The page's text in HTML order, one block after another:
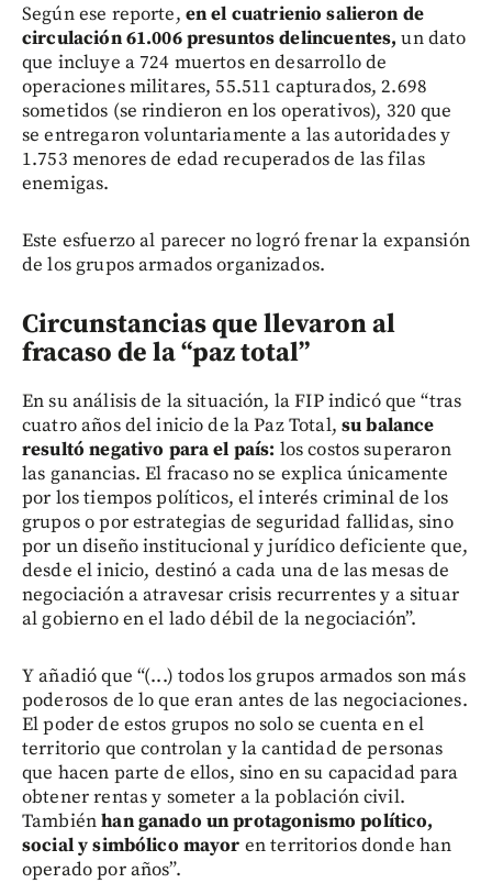
Según ese reporte, en el cuatrienio salieron de
circulación 61.006 presuntos delincuentes,un dato
que incluye a 724 muertos en desarrollo de
operaciones militares, 55.511 capturados, 2.698
sometidos (se rindieron en los operativos), 320 que
se entregaron voluntariamente a las autoridades y
1.753 menores de edad recuperados de las filas
enemigas.
Este esfuerzo al parecer no logró frenar la expansión
de los grupos armados organizados.
Circunstancias que llevaron al
fracaso de la “paz total”
En su análisis de la situación, la FIP indicó que “tras
cuatro años del inicio de la Paz Total, su balance
resultó negativo para el país: los costos superaron
las ganancias. El fracaso no se explica únicamente
por los tiempos políticos, el interés criminal de los
grupos o por estrategias de seguridad fallidas, sino
por un diseño institucional y jurídico deficiente que,
desde el inicio, destinó a cada una de las mesas de
negociación a atravesar crisis recurrentes y a situar
al gobierno en el lado débil de la negociación”.
Y añadió que “(...) todos los grupos armados son más
poderosos de lo que eran antes de las negociaciones.
El poder de estos grupos no solo se cuenta en el
territorio que controlan y la cantidad de personas
que hacen parte de ellos, sino en su capacidad para
obtener rentas y someter a la población civil.
Tambiénhan ganado un protagonismo político,
social y simbólico mayor en territorios donde han
operado por años”.